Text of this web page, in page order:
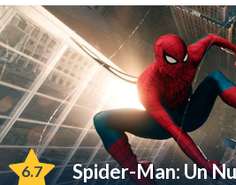
6.7 Spider-Man: Un